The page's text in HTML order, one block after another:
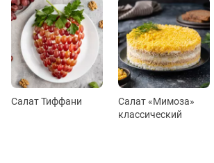
Салат Тиффани
Салат «Мимоза»
классический